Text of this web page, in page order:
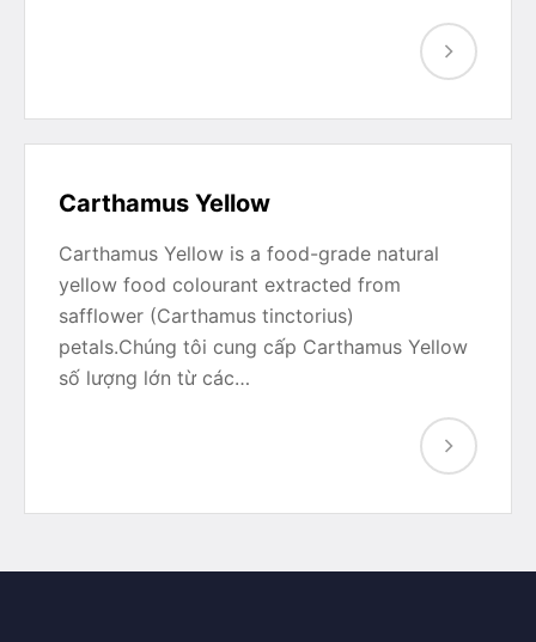
Carthamus Yellow
Carthamus Yellow is a food-grade natural
yellow food colourant extracted from
safflower (Carthamus tinctorius)
petals.Chúng tôi cung cấp Carthamus Yellow
số lượng lớn từ các…